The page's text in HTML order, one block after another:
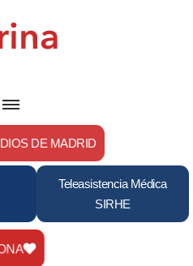
DE MADRID
Teleasistencia Médica
SIRHE